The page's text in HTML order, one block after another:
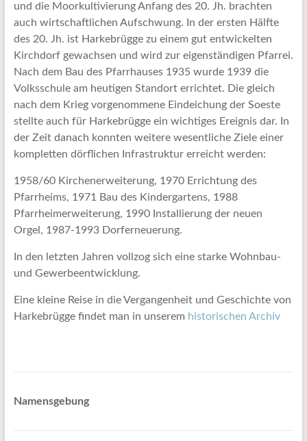
und die Moorkultivierung Anfang des 20. Jh. brachten
auch wirtschaftlichen Aufschwung. In der ersten Hälfte
des 20. Jh. ist Harkebrügge zu einem gut entwickelten
Kirchdorf gewachsen und wird zur eigenständigen Pfarrei.
Nach dem Bau des Pfarrhauses 1935 wurde 1939 die
Volksschule am heutigen Standort errichtet. Die gleich
nach dem Krieg vorgenommene Eindeichung der Soeste
stellte auch für Harkebrügge ein wichtiges Ereignis dar. In
der Zeit danach konnten weitere wesentliche Ziele einer
kompletten dörflichen Infrastruktur erreicht werden:
1958/60 Kirchenerweiterung, 1970 Errichtung des
Pfarrheims, 1971 Bau des Kindergartens, 1988
Pfarrheimerweiterung, 1990 Installierung der neuen
Orgel, 1987-1993 Dorferneuerung.
In den letzten Jahren vollzog sich eine starke Wohnbau-
und Gewerbeentwicklung.
Eine kleine Reise in die Vergangenheit und Geschichte von
Harkebrügge findet man in unserem historischen Archiv
Namensgebung